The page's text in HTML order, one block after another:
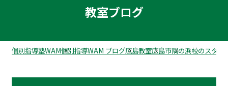
教室ブログ
個別指導塾WAM個別指導WAM ブログ広島教室広島市隅の浜校のスタッ